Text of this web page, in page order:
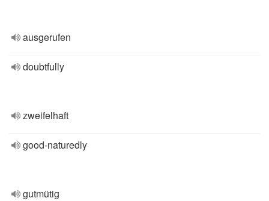
ausgerufen
doubtfully
zweifelhaft
good-naturedly
gutmütig